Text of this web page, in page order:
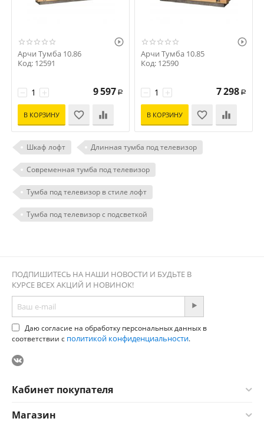

Арчи Тумба 10.86
Код: 12591
+
− 9 597 Р
В КОРЗИНУ

Арчи Тумба 10.85
Код: 12590
+
− 7 298 Р
В КОРЗИНУ
Шкаф лофт Длинная тумба под телевизор
Современная тумба под телевизор
Тумба под телевизор в стиле лофт
Тумба под телевизор с подсветкой
ПОДПИШИТЕСЬ НА НАШИ НОВОСТИ И БУДЬТЕ В
КУРСЕ ВСЕХ АКЦИЙ И НОВИНОК!
Даю согласие на обработку персональных данных в
соответствии с политикой конфиденциальности.
Кабинет покупателя
Магазин